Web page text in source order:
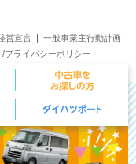
営宣言
一般事業主行動計画
/プライバシーポリシー
新車をお探しの方
ス ご購入ガイド